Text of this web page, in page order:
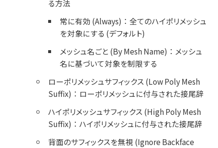
る方法
常に有効 (Always) ：全てのハイポリメッシュ
を対象にする (デフォルト)
メッシュ名ごと (By Mesh Name) ： メッシュ
名に基づいて対象を制限する
ローポリメッシュサフィックス (Low Poly Mesh
Suffix) ： ローポリメッシュに付与された接尾辞
ハイポリメッシュサフィックス (High Poly Mesh
Suffix) ： ハイポリメッシュに付与された接尾辞
背面のサフィックスを無視 (Ignore Backface